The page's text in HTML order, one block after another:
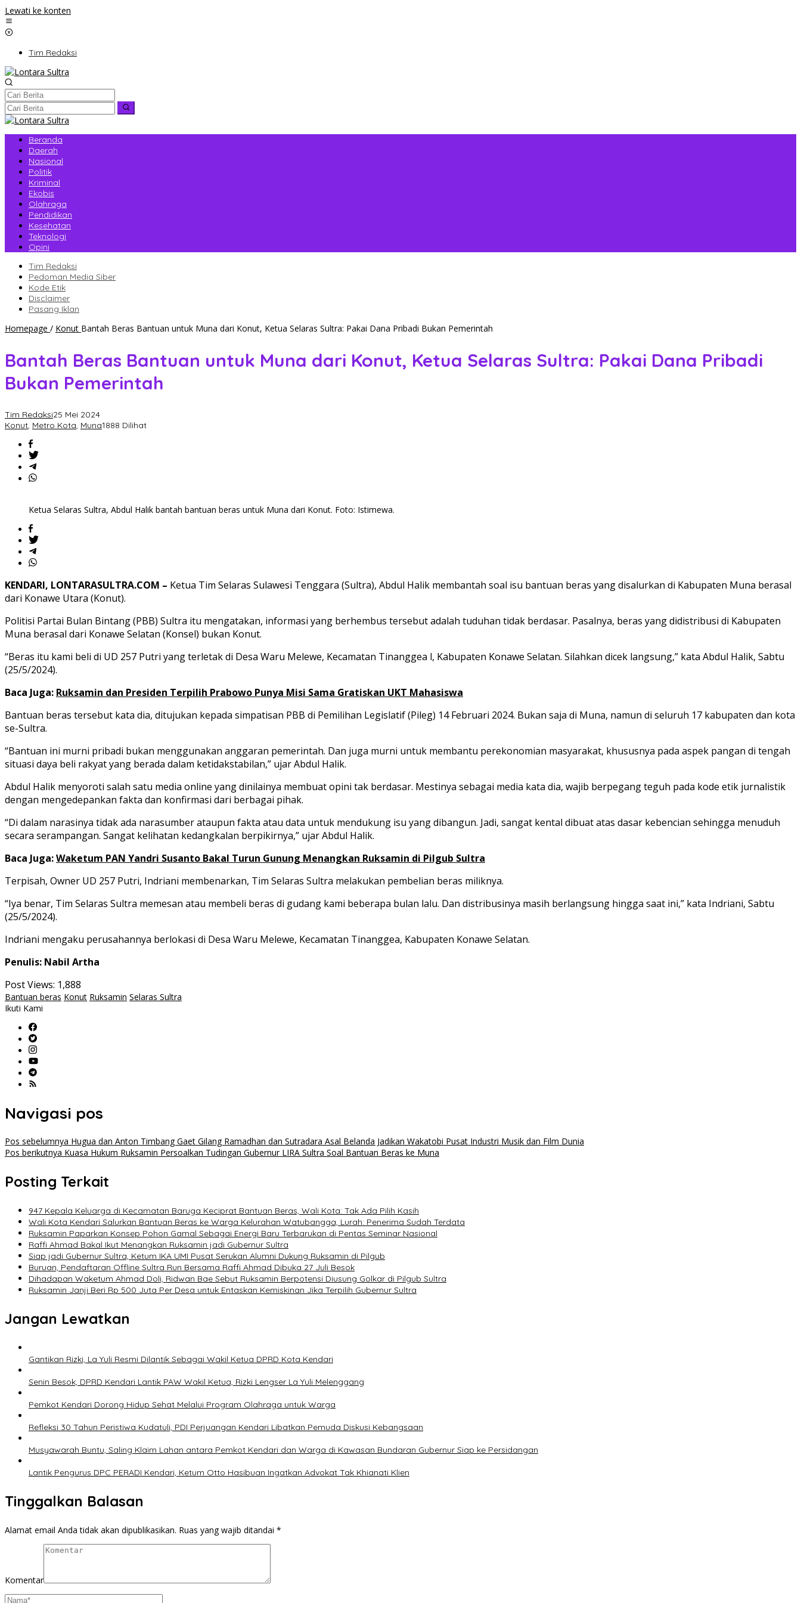
Lewati ke konten
Tim Redaksi
Beranda
Daerah
Nasional
Politik
Kriminal
Ekobis
Olahraga
Pendidikan
Kesehatan
Teknologi
Opini
Tim Redaksi
Pedoman Media Siber
Kode Etik
Disclaimer
Pasang Iklan
Homepage / Konut Bantah Beras Bantuan untuk Muna dari Konut, Ketua Selaras Sultra: Pakai Dana Pribadi Bukan Pemerintah
Bantah Beras Bantuan untuk Muna dari Konut, Ketua Selaras Sultra: Pakai Dana Pribadi
Bukan Pemerintah
Tim Redaksi25 Mei 2024
Konut, Metro Kota, Muna1888 Dilihat
Ketua Selaras Sultra, Abdul Halik bantah bantuan beras untuk Muna dari Konut. Foto: Istimewa.
KENDARI, LONTARASULTRA.COM – Ketua Tim Selaras Sulawesi Tenggara (Sultra), Abdul Halik membantah soal isu bantuan beras yang disalurkan di Kabupaten Muna berasal
dari Konawe Utara (Konut).
Politisi Partai Bulan Bintang (PBB) Sultra itu mengatakan, informasi yang berhembus tersebut adalah tuduhan tidak berdasar. Pasalnya, beras yang didistribusi di Kabupaten
Muna berasal dari Konawe Selatan (Konsel) bukan Konut.
“Beras itu kami beli di UD 257 Putri yang terletak di Desa Waru Melewe, Kecamatan Tinanggea l, Kabupaten Konawe Selatan. Silahkan dicek langsung,” kata Abdul Halik, Sabtu
(25/5/2024).
Baca Juga: Ruksamin dan Presiden Terpilih Prabowo Punya Misi Sama Gratiskan UKT Mahasiswa
Bantuan beras tersebut kata dia, ditujukan kepada simpatisan PBB di Pemilihan Legislatif (Pileg) 14 Februari 2024. Bukan saja di Muna, namun di seluruh 17 kabupaten dan kota
se-Sultra.
“Bantuan ini murni pribadi bukan menggunakan anggaran pemerintah. Dan juga murni untuk membantu perekonomian masyarakat, khususnya pada aspek pangan di tengah
situasi daya beli rakyat yang berada dalam ketidakstabilan,” ujar Abdul Halik.
Abdul Halik menyoroti salah satu media online yang dinilainya membuat opini tak berdasar. Mestinya sebagai media kata dia, wajib berpegang teguh pada kode etik jurnalistik
dengan mengedepankan fakta dan konfirmasi dari berbagai pihak.
“Di dalam narasinya tidak ada narasumber ataupun fakta atau data untuk mendukung isu yang dibangun. Jadi, sangat kental dibuat atas dasar kebencian sehingga menuduh
secara serampangan. Sangat kelihatan kedangkalan berpikirnya,” ujar Abdul Halik.
Baca Juga:Waketum PAN Yandri Susanto Bakal Turun Gunung Menangkan Ruksamin di Pilgub Sultra
Terpisah, Owner UD 257 Putri, Indriani membenarkan, Tim Selaras Sultra melakukan pembelian beras miliknya.
“Iya benar, Tim Selaras Sultra memesan atau membeli beras di gudang kami beberapa bulan lalu. Dan distribusinya masih berlangsung hingga saat ini,” kata Indriani, Sabtu
(25/5/2024).
Indriani mengaku perusahannya berlokasi di Desa Waru Melewe, Kecamatan Tinanggea, Kabupaten Konawe Selatan.
Penulis: Nabil Artha
Post Views: 1,888
Bantuan beras Konut Ruksamin Selaras Sultra
Ikuti Kami
Navigasi pos
Pos sebelumnya Hugua dan Anton Timbang Gaet Gilang Ramadhan dan Sutradara Asal Belanda Jadikan Wakatobi Pusat Industri Musik dan Film Dunia
Pos berikutnya Kuasa Hukum Ruksamin Persoalkan Tudingan Gubernur LIRA Sultra Soal Bantuan Beras ke Muna
Posting Terkait
947 Kepala Keluarga di Kecamatan Baruga Keciprat Bantuan Beras, Wali Kota: Tak Ada Pilih Kasih
Wali Kota Kendari Salurkan Bantuan Beras ke Warga Kelurahan Watubangga, Lurah: Penerima Sudah Terdata
Ruksamin Paparkan Konsep Pohon Gamal Sebagai Energi Baru Terbarukan di Pentas Seminar Nasional
Raffi Ahmad Bakal Ikut Menangkan Ruksamin jadi Gubernur Sultra
Siap jadi Gubernur Sultra, Ketum IKA UMI Pusat Serukan Alumni Dukung Ruksamin di Pilgub
Buruan, Pendaftaran Offline Sultra Run Bersama Raffi Ahmad Dibuka 27 Juli Besok
Dihadapan Waketum Ahmad Doli, Ridwan Bae Sebut Ruksamin Berpotensi Diusung Golkar di Pilgub Sultra
Ruksamin Janji Beri Rp 500 Juta Per Desa untuk Entaskan Kemiskinan Jika Terpilih Gubernur Sultra
Jangan Lewatkan
Gantikan Rizki, La Yuli Resmi Dilantik Sebagai Wakil Ketua DPRD Kota Kendari
Senin Besok, DPRD Kendari Lantik PAW Wakil Ketua, Rizki Lengser La Yuli Melenggang
Pemkot Kendari Dorong Hidup Sehat Melalui Program Olahraga untuk Warga
Refleksi 30 Tahun Peristiwa Kudatuli, PDI Perjuangan Kendari Libatkan Pemuda Diskusi Kebangsaan
Musyawarah Buntu, Saling Klaim Lahan antara Pemkot Kendari dan Warga di Kawasan Bundaran Gubernur Siap ke Persidangan
Lantik Pengurus DPC PERADI Kendari, Ketum Otto Hasibuan Ingatkan Advokat Tak Khianati Klien
Tinggalkan Balasan
Alamat email Anda tidak akan dipublikasikan. Ruas yang wajib ditandai *
Komentar